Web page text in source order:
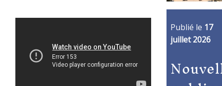
Publié le 17
juillet 2026